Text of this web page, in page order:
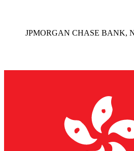
JPMORGAN CHASE BANK,